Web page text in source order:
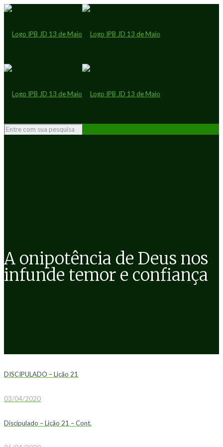
A onipotência de Deus nos
infunde temor e confiança
DISCIPULADO – Lição 21
03/04/2020
Discipulado – Lição 21 – Cont.